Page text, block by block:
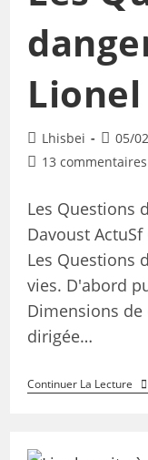
Lhisbei 05/
13 commentaires
Les Questions
Davoust
Les Questions
vies. D'abord
Dimensions de
dirigée…
Continuer La Lecture